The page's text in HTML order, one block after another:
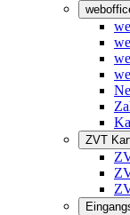
ZVT